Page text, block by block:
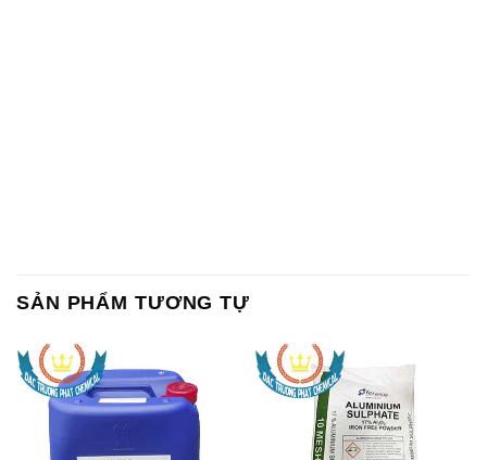
Chất tạo bọt Las P Tico Tank
IBC Bồn Việt Nam
Sodium Benzoate – Mốc Bột
Kalama Food Grade Mỹ Usa